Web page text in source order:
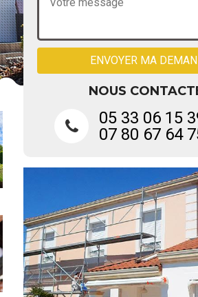
NOUS
05 33 06 15
07 80 67 64